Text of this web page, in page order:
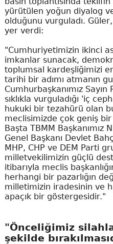
yürütülen yoğun diyalog
olduğunu vurguladı.
yer verdi:
"Cumhuriyetimizin ikinci
imkanlar sunacak,
toplumsal kardeşliğimizi
tarihi bir adımı atmanın
Cumhurbaşkanımız Sayın
sıklıkla vurguladığı 'iç
hukuki bir tezahürü olan
meclisimizde çok geniş
Başta TBMM Başkanımız
Genel Başkanı Devlet
MHP, CHP ve DEM Parti
milletvekilimizin güçlü
itibarıyla meclis
herhangi bir pazarlığın
milletimizin iradesinin ve
apaçık bir göstergesidir."
"Önceliğimiz
şekilde